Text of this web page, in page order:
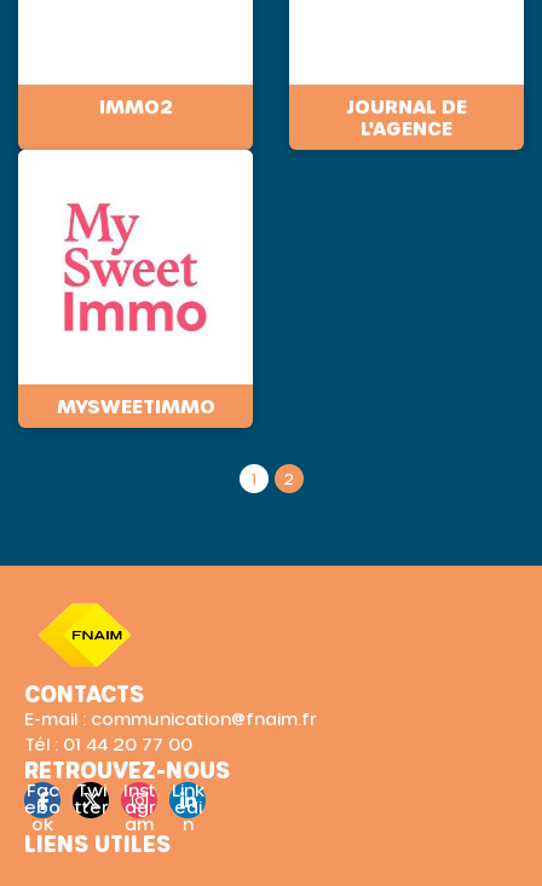
IMMO2
JOURNAL DE
L'AGENCE
MYSWEETIMMO
1 2
CONTACTS
E-mail : communication@fnaim.fr
Tél : 01 44 20 77 00
RETROUVEZ-NOUS
Fac
ebo
ok
Twi
tter
Inst
agr
am
Link
edi
n
LIENS UTILES